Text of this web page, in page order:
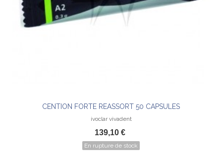
CENTION FORTE REASSORT 50 CAPSULES
ivoclar vivadent
139,10 €
En rupture de stock